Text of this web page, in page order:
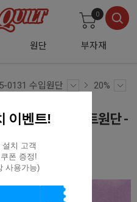
원단 부자재
0
0131 수입원단 20%
이션 셔팅 프린트원단 -
16
이벤트!
치 고객
폰 증정!
사용가능)